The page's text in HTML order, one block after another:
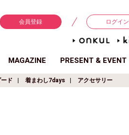
会員登録 ログイン
MAGAZINE PRESENT & EVENT
ド 着まわし7days アクセサリー